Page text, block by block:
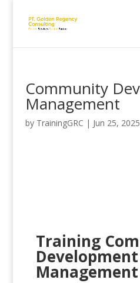
Community
Management
by TrainingGRC | Jun 25, 2025
Training
Development
Management